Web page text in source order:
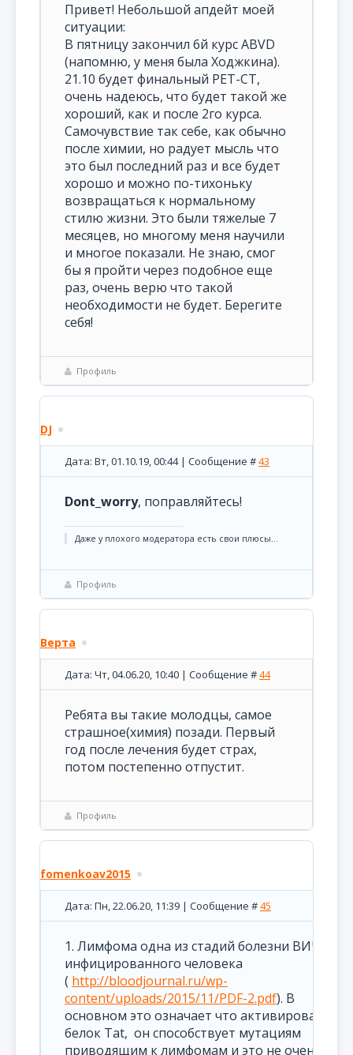
Привет! Небольшой апдейт моей
ситуации:
В пятницу закончил 6й курс ABVD
(напомню, у меня была Ходжкина).
21.10 будет финальный PET-CT,
очень надеюсь, что будет такой же
хороший, как и после 2го курса.
Самочувствие так себе, как обычно
после химии, но радует мысль что
это был последний раз и все будет
хорошо и можно по-тихоньку
возвращаться к нормальному
стилю жизни. Это были тяжелые 7
месяцев, но многому меня научили
и многое показали. Не знаю, смог
бы я пройти через подобное еще
раз, очень верю что такой
необходимости не будет. Берегите
себя!
Профиль
DJ
Дата: Вт, 01.10.19, 00:44 | Сообщение #43
Dont_worry, поправляйтесь!
Даже у плохого модератора есть свои плюсы...
Профиль
Верта
Дата: Чт, 04.06.20, 10:40 | Сообщение #44
Ребята вы такие молодцы, самое
страшное(химия) позади. Первый
год после лечения будет страх,
потом постепенно отпустит.
Профиль
fomenkoav2015
Дата: Пн, 22.06.20, 11:39 | Сообщение #45
1. Лимфома одна из стадий болезни ВИЧ
инфицированного человека
( http://bloodjournal.ru/wp-
content/uploads/2015/11/PDF-2.pdf). В
основном это означает что активировался
белок Tat, он способствует мутациям
приводящим к лимфомам и это не очень